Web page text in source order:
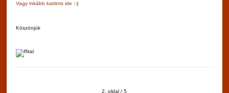
Vagy inkább kattints ide :-)
Köszönjük
2. oldal / 5